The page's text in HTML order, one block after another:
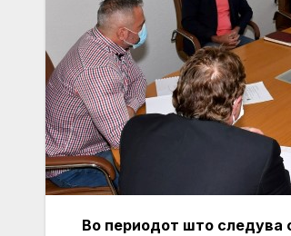
Во периодот што следува